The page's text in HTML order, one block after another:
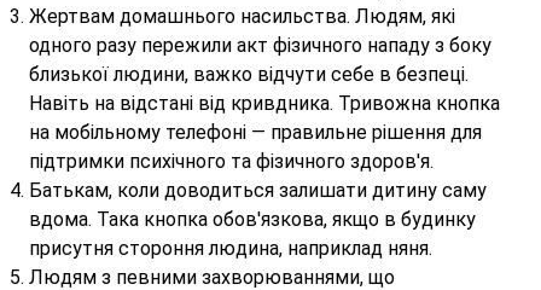
Жертвам домашнього насильства. Людям, які
одного разу пережили акт фізичного нападу з боку
близької людини, важко відчути себе в безпеці.
Навіть на відстані від кривдника. Тривожна кнопка
на мобільному телефоні — правильне рішення для
підтримки психічного та фізичного здоров'я.
Батькам, коли доводиться залишати дитину саму
вдома. Така кнопка обов'язкова, якщо в будинку
присутня стороння людина, наприклад няня.
Людям з певними захворюваннями, що